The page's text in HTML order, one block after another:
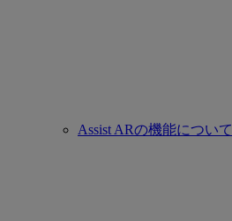
Assist ARの機能について